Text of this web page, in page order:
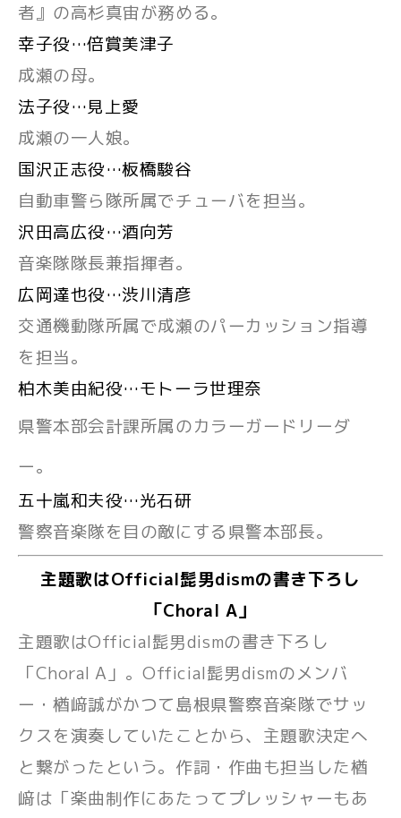
者』の高杉真宙が務める。
幸子役…倍賞美津子
成瀬の母。
法子役…見上愛
成瀬の一人娘。
国沢正志役…板橋駿谷
自動車警ら隊所属でチューバを担当。
沢田高広役…酒向芳
音楽隊隊長兼指揮者。
広岡達也役…渋川清彦
交通機動隊所属で成瀬のパーカッション指導
を担当。
柏木美由紀役…モトーラ世理奈
県警本部会計課所属のカラーガードリーダ
ー。
五十嵐和夫役…光石研
警察音楽隊を目の敵にする県警本部長。
主題歌はOfficial髭男dismの書き下ろし
「Choral A」
主題歌はOfficial髭男dismの書き下ろし
「Choral A」。Official髭男dismのメンバ
ー・楢﨑誠がかつて島根県警察音楽隊でサッ
クスを演奏していたことから、主題歌決定へ
と繋がったという。作詞・作曲も担当した楢
﨑は「楽曲制作にあたってプレッシャーもあ